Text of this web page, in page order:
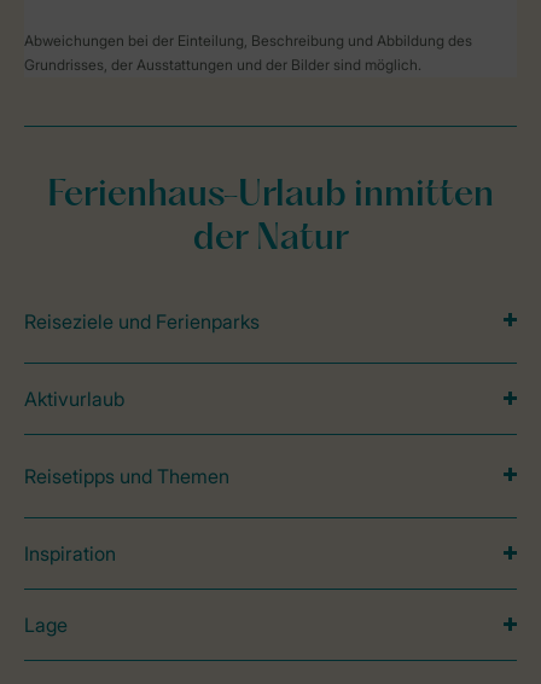
Abweichungen bei der Einteilung, Beschreibung und Abbildung des
Grundrisses, der Ausstattungen und der Bilder sind möglich.
Ferienhaus-Urlaub inmitten
der Natur
Reiseziele und Ferienparks
Aktivurlaub
Reisetipps und Themen
Inspiration
Lage